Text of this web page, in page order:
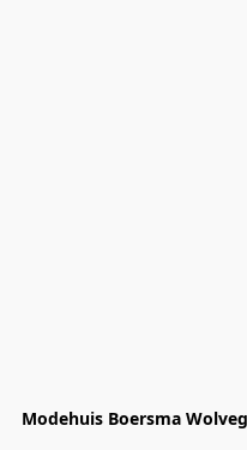
Modehuis Boersma